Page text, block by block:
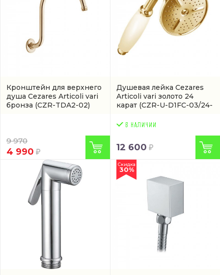
Кронштейн для верхнего
душа Cezares Articoli vari
бронза (CZR-TDA2-02)
9 970
4 990
Душевая лейка Cezares
Articoli vari золото 24
карат (CZR-U-D1FC-03/24-
12 600
Скидка
30%